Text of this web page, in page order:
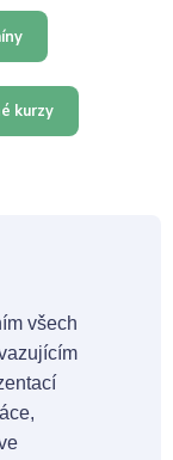
kurzy
všech